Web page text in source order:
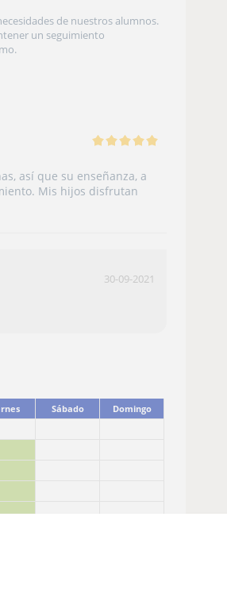
de nuestros alumnos.
un seguimiento
así que su enseñanza, a
Mis hijos disfrutan
30-09-2021
Sábado
Domingo